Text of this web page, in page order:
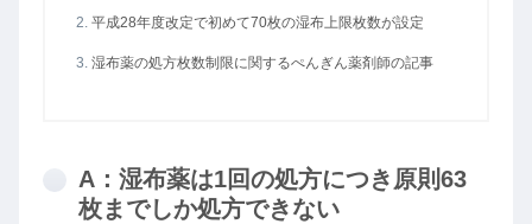
平成28年度改定で初めて70枚の湿布上限枚数が設定
湿布薬の処方枚数制限に関するぺんぎん薬剤師の記事
A：湿布薬は1回の処方につき原則63
枚までしか処方できない